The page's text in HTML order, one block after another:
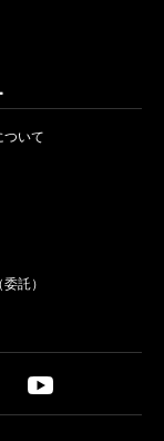
ついて
託）